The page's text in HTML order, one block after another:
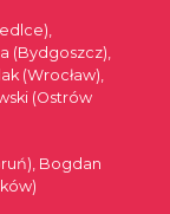
(Bydgoszcz),
(Wrocław),
(Ostrów
Bogdan